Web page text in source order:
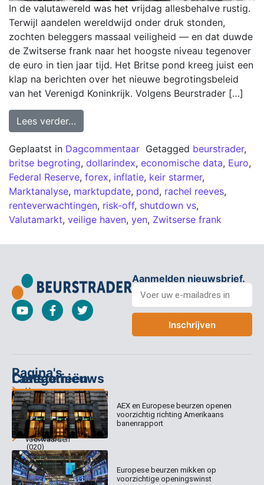
In de valutawereld was het vrijdag allesbehalve rustig.
Terwijl aandelen wereldwijd onder druk stonden,
zochten beleggers massaal veiligheid — en dat duwde
de Zwitserse frank naar het hoogste niveau tegenover
de euro in tien jaar tijd. Het Britse pond kreeg juist een
klap na berichten over het nieuwe begrotingsbeleid
van het Verenigd Koninkrijk. Volgens Beurstrader […]
Lees verder…
Geplaatst in Dagcommentaar Getagged beurstrader,
britse begroting, dollarindex, economische data, Euro,
Federal Reserve, forex, inflatie, keir starmer,
Marktanalyse, marktupdate, pond, rachel reeves,
renteverwachtingen, risk-off, shutdown vs,
Valutamarkt, veilige haven, yen, Zwitserse frank
Aanmelden nieuwsbrief.
Inschrijven
Pagina's
Home
Abonnementen
Dagcommentaar
Tradealert
Organisatie
Contact
Categorieën
Columns
Dagcommentaar
Algemene
voorwaarden
Disclaimer
Welk
abonnement
Contact
Keizersgracht
520
1017 EK
Amsterdam
(020)
231
0020
Laatste nieuws
AEX en Europese beurzen openen
voorzichtig richting Amerikaans
banenrapport
Europese beurzen mikken op
voorzichtige openingswinst